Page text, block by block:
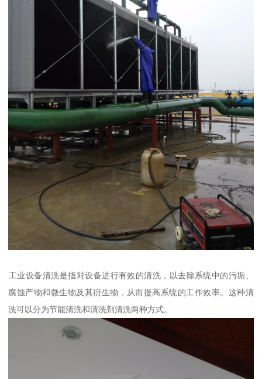
‌工业设备清洗‌是指对设备进行有效的清洗，以去除系统中的污垢、
腐蚀产物和微生物及其衍生物，从而提高系统的工作效率。这种清
洗可以分为节能清洗和清洗剂清洗两种方式。‌